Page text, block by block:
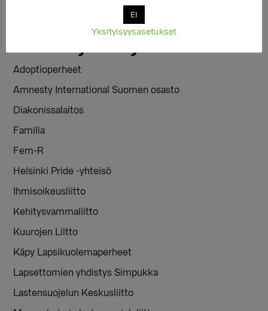
politiikkatoimia. Vahva ja välittävä Suomi syntyy
antirasistisella politiikalla, ei syrjintää syventämällä.
Adoptioperheet
Amnesty International Suomen osasto
Diakonissalaitos
Familia
Fem-R
Helsinki Pride -yhteisö
Ihmisoikeusliitto
Kehitysvammaliitto
Kuurojen Liitto
Käpy Lapsikuolemaperheet
Lapsettomien yhdistys Simpukka
Lastensuojelun Keskusliitto
EI
Yksityisyysasetukset